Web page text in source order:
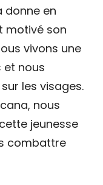
donne en
motivé son
vivons une
et nous
les visages.
nous
jeunesse
combattre